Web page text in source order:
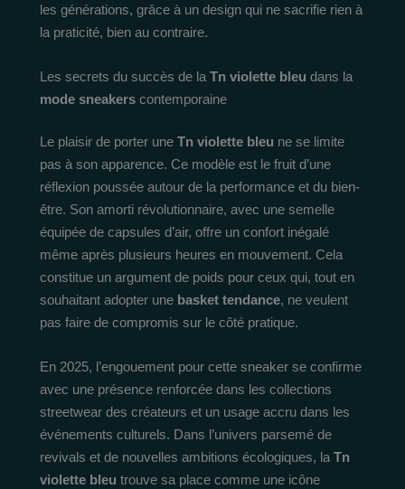
les générations, grâce à un design qui ne sacrifie rien à
la praticité, bien au contraire.
Les secrets du succès de la Tn violette bleu dans la
mode sneakers contemporaine
Le plaisir de porter une Tn violette bleu ne se limite
pas à son apparence. Ce modèle est le fruit d’une
réflexion poussée autour de la performance et du bien-
être. Son amorti révolutionnaire, avec une semelle
équipée de capsules d’air, offre un confort inégalé
même après plusieurs heures en mouvement. Cela
constitue un argument de poids pour ceux qui, tout en
souhaitant adopter une basket tendance, ne veulent
pas faire de compromis sur le côté pratique.
En 2025, l’engouement pour cette sneaker se confirme
avec une présence renforcée dans les collections
streetwear des créateurs et un usage accru dans les
événements culturels. Dans l’univers parsemé de
revivals et de nouvelles ambitions écologiques, laTn
violette bleu trouve sa place comme une icône